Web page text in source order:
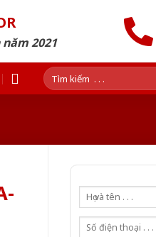
2021
Tìm
kiếm: